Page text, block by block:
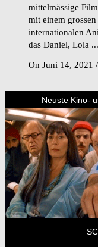
mittelmässige
mit einem
internationalen
das Daniel, Lola ...
On Juni 14, 2021 /